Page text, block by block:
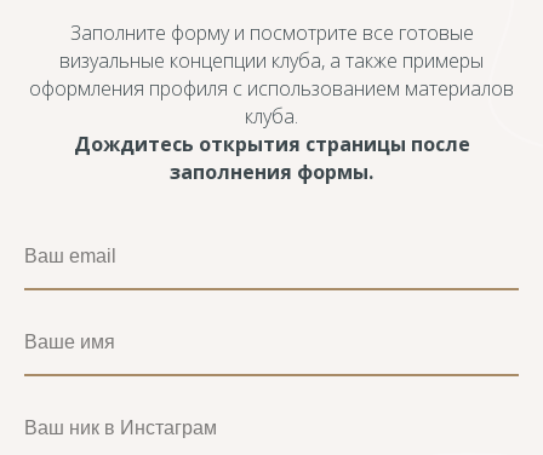
Заполните форму и посмотрите все готовые
визуальные концепции клуба, а также примеры
оформления профиля с использованием материалов
клуба.
Дождитесь открытия страницы после
заполнения формы.
Ваш email
Ваше имя
Ваш ник в Инстаграм